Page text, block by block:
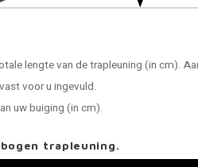
lengte van de trapleuning (in cm).
voor u ingevuld.
uw buiging (in cm).
trapleuning.